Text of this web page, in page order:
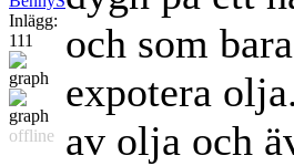
Inlägg:
111
offline
och som
expotera
av olja och